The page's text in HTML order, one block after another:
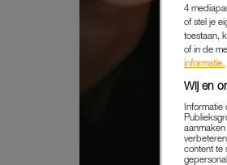
4
of stel je
toestaan,
of in de
informatie.
Wij en
Informatie
content te